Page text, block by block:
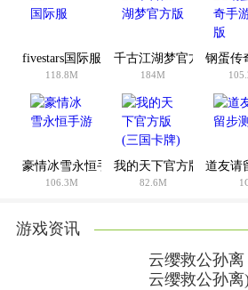
境。
平滑移动:9.9
游戏设计:9.2
你觉得这款手机游戏怎么样？与您的朋
fivestars国际服
118.8M
千古江湖梦官方版
184M
钢蛋传
豪情冰雪永恒手游
106.3M
我的天下官方版(三国卡
82.6M
道友请
游戏资讯
云缨救公孙
云缨救公孙离